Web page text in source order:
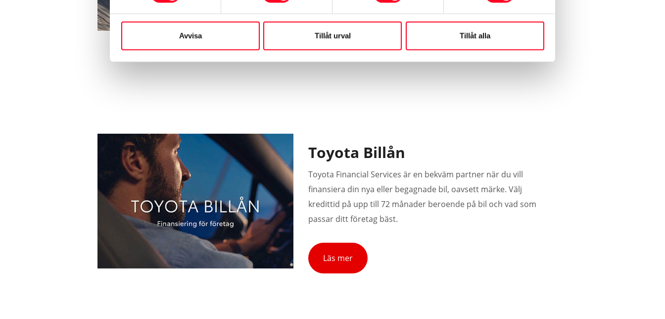
Avvisa Tillåt urval Tillåt alla
Läs mer
Toyota Billån
Toyota Financial Services är en bekväm partner när du vill
finansiera din nya eller begagnade bil, oavsett märke. Välj
kredittid på upp till 72 månader beroende på bil och vad som
passar ditt företag bäst.
Läs mer